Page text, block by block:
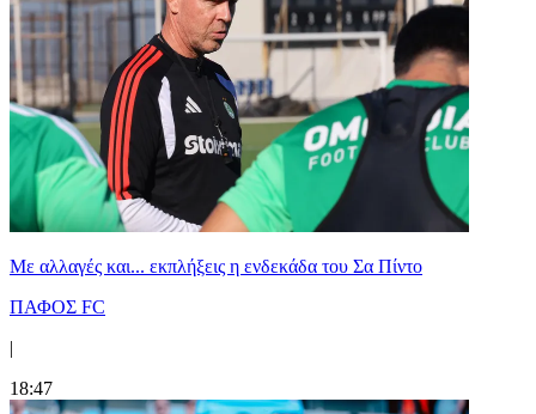
Με αλλαγές και... εκπλήξεις η ενδεκάδα του Σα Πίντο
ΠΑΦΟΣ FC
|
18:47